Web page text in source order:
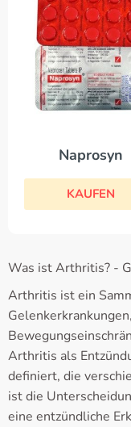
Naprosyn
KAUFEN
Was ist Arthritis? -
Arthritis ist ein
Arthritis als
definiert, die
ist die
eine entzündliche